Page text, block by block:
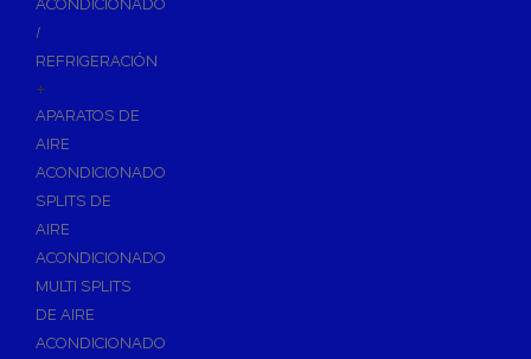
Asientos y Tapas de WC
Lavabos
Urinarios
Bidés
Vertederos Baño
Sanitarios Suspendidos
Placas de Accionamiento para Cisternas
ACONDICIONADO
/
REFRIGERACIÓN
+
APARATOS DE
AIRE
ACONDICIONADO
SPLITS DE
AIRE
ACONDICIONADO
MULTI SPLITS
DE AIRE
ACONDICIONADO